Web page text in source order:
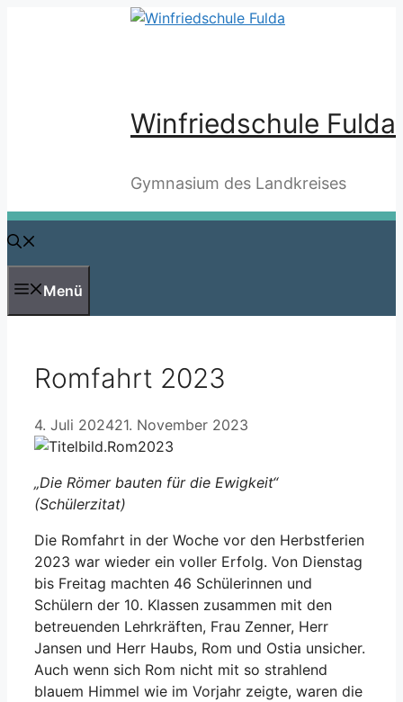
Winfriedschule Fulda
Gymnasium des Landkreises
Menü
Romfahrt 2023
4. Juli 202421. November 2023
„Die Römer bauten für die Ewigkeit“
(Schülerzitat)
Die Romfahrt in der Woche vor den Herbstferien
2023 war wieder ein voller Erfolg. Von Dienstag
bis Freitag machten 46 Schülerinnen und
Schülern der 10. Klassen zusammen mit den
betreuenden Lehrkräften, Frau Zenner, Herr
Jansen und Herr Haubs, Rom und Ostia unsicher.
Auch wenn sich Rom nicht mit so strahlend
blauem Himmel wie im Vorjahr zeigte, waren die